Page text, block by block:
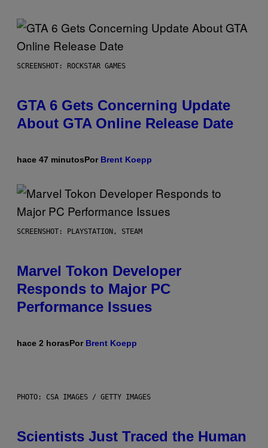
SCREENSHOT: ROCKSTAR GAMES
GTA 6 Gets Concerning Update
About GTA Online Release Date
hace 47 minutosPor Brent Koepp
SCREENSHOT: PLAYSTATION, STEAM
Marvel Tokon Developer
Responds to Major PC
Performance Issues
hace 2 horasPor Brent Koepp
PHOTO: CSA IMAGES / GETTY IMAGES
Scientists Just Traced the Human